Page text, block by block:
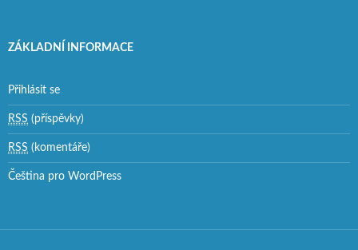
ZÁKLADNÍ INFORMACE
Přihlásit se
RSS (příspěvky)
RSS (komentáře)
Čeština pro WordPress